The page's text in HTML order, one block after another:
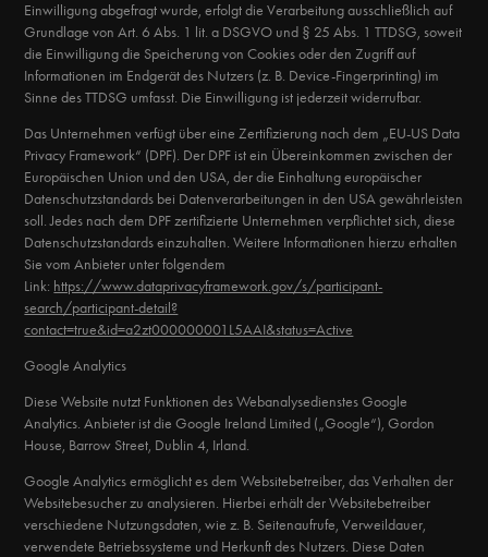
Einwilligung abgefragt wurde, erfolgt die Verarbeitung ausschließlich auf
Grundlage von Art. 6 Abs. 1 lit. a DSGVO und § 25 Abs. 1 TTDSG, soweit
die Einwilligung die Speicherung von Cookies oder den Zugriff auf
Informationen im Endgerät des Nutzers (z. B. Device-Fingerprinting) im
Sinne des TTDSG umfasst. Die Einwilligung ist jederzeit widerrufbar.
Das Unternehmen verfügt über eine Zertifizierung nach dem „EU-US Data
Privacy Framework“ (DPF). Der DPF ist ein Übereinkommen zwischen der
Europäischen Union und den USA, der die Einhaltung europäischer
Datenschutzstandards bei Datenverarbeitungen in den USA gewährleisten
soll. Jedes nach dem DPF zertifizierte Unternehmen verpflichtet sich, diese
Datenschutzstandards einzuhalten. Weitere Informationen hierzu erhalten
Sie vom Anbieter unter folgendem
Link: https://www.dataprivacyframework.gov/s/participant-
search/participant-detail?
contact=true&id=a2zt000000001L5AAI&status=Active
Google Analytics
Diese Website nutzt Funktionen des Webanalysedienstes Google
Analytics. Anbieter ist die Google Ireland Limited („Google“), Gordon
House, Barrow Street, Dublin 4, Irland.
Google Analytics ermöglicht es dem Websitebetreiber, das Verhalten der
Websitebesucher zu analysieren. Hierbei erhält der Websitebetreiber
verschiedene Nutzungsdaten, wie z. B. Seitenaufrufe, Verweildauer,
verwendete Betriebssysteme und Herkunft des Nutzers. Diese Daten